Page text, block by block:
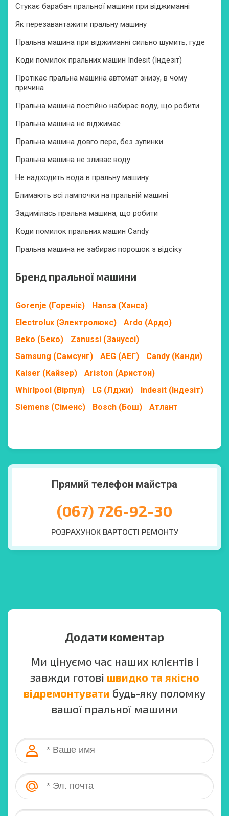
Стукає барабан пральної машини при віджиманні
Як перезавантажити пральну машину
Пральна машина при віджиманні сильно шумить, гуде
Коди помилок пральних машин Indesit (Індезіт)
Протікає пральна машина автомат знизу, в чому
причина
Пральна машина постійно набирає воду, що робити
Пральна машина не віджимає
Пральна машина довго пере, без зупинки
Пральна машина не зливає воду
Не надходить вода в пральну машину
Блимають всі лампочки на пральній машині
Задимілась пральна машина, що робити
Коди помилок пральних машин Candy
Пральна машина не забирає порошок з відсіку
Бренд пральної машини
Gorenje (Гореніє)
Hansa (Ханса)
Electrolux (Электролюкс)
Ardo (Ардо)
Beko (Беко)
Zanussi (Зануссі)
Samsung (Самсунг)
AEG (АЕГ)
Candy (Канди)
Kaiser (Кайзер)
Ariston (Аристон)
Whirlpool (Вірпул)
LG (Лджи)
Indesit (Індезіт)
Siemens (Сіменс)
Bosch (Бош) Атлант
Прямий телефон майстра
(067) 726-92-30
РОЗРАХУНОК ВАРТОСТІ РЕМОНТУ
Додати коментар
Ми цінуємо час наших клієнтів і
завжди готові швидко та якісно
відремонтувати будь-яку поломку
вашої пральної машини